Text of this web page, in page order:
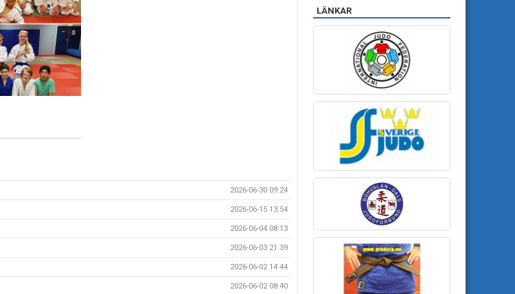
2026-06-30 09:24
2026-06-15 13:54
2026-06-04 08:13
2026-06-03 21:39
2026-06-02 14:44
2026-06-02 08:40
LÄNKAR